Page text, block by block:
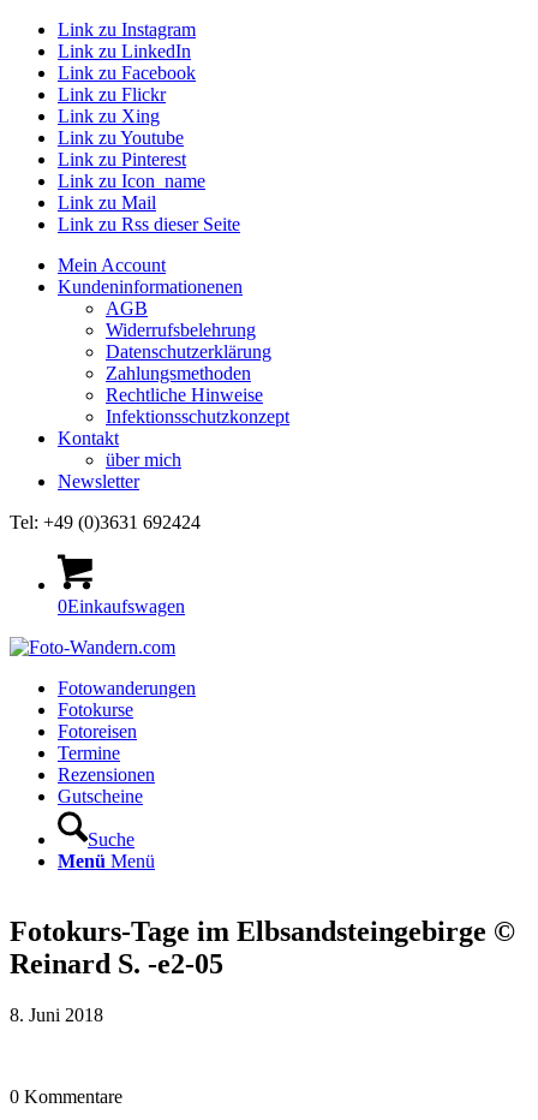
Link zu Instagram
Link zu LinkedIn
Link zu Facebook
Link zu Flickr
Link zu Xing
Link zu Youtube
Link zu Pinterest
Link zu Icon_name
Link zu Mail
Link zu Rss dieser Seite
Mein Account
Kundeninformationenen
AGB
Widerrufsbelehrung
Datenschutzerklärung
Zahlungsmethoden
Rechtliche Hinweise
Infektionsschutzkonzept
Kontakt
über mich
Newsletter
Tel: +49 (0)3631 692424
0Einkaufswagen
Fotowanderungen
Fotokurse
Fotoreisen
Termine
Rezensionen
Gutscheine
Suche
Menü Menü
Fotokurs-Tage im Elbsandsteingebirge ©
Reinard S. -e2-05
8. Juni 2018
0 Kommentare